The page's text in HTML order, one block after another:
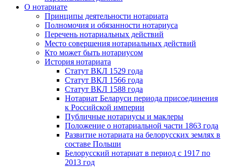
О нотариате
Принципы деятельности нотариата
Полномочия и обязанности нотариуса
Перечень нотариальных действий
Место совершения нотариальных действий
Кто может быть нотариусом
История нотариата
Статут ВКЛ 1529 года
Статут ВКЛ 1566 года
Статут ВКЛ 1588 года
Нотариат Беларуси периода присоединения
к Российской империи
Публичные нотариусы и маклеры
Положение о нотариальной части 1863 года
Развитие нотариата на белорусских землях в
составе Польши
Белорусский нотариат в период с 1917 по
2013 год